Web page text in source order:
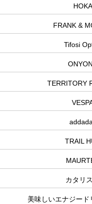
HOKA
FRANK &
Tifosi
TERRITORY
TRAIL
カタリ
美味しいエナジード